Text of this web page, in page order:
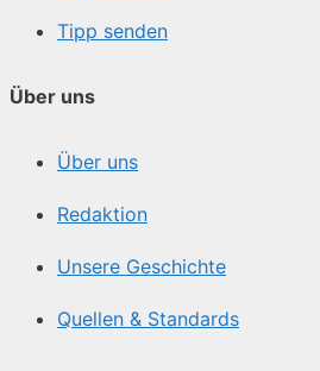
Tipp senden
Über uns
Über uns
Redaktion
Unsere Geschichte
Quellen & Standards